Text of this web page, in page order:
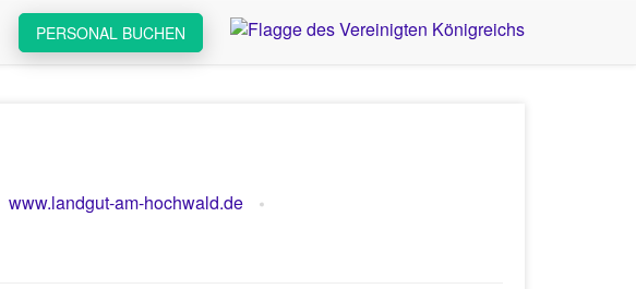
PERSONAL BUCHEN
www.landgut-am-hochwald.de